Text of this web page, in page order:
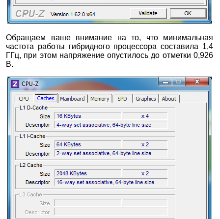
Обращаем ваше внимание на то, что минимальная
частота работы гибридного процессора составила 1,4
ГГц, при этом напряжение опустилось до отметки 0,926
В.